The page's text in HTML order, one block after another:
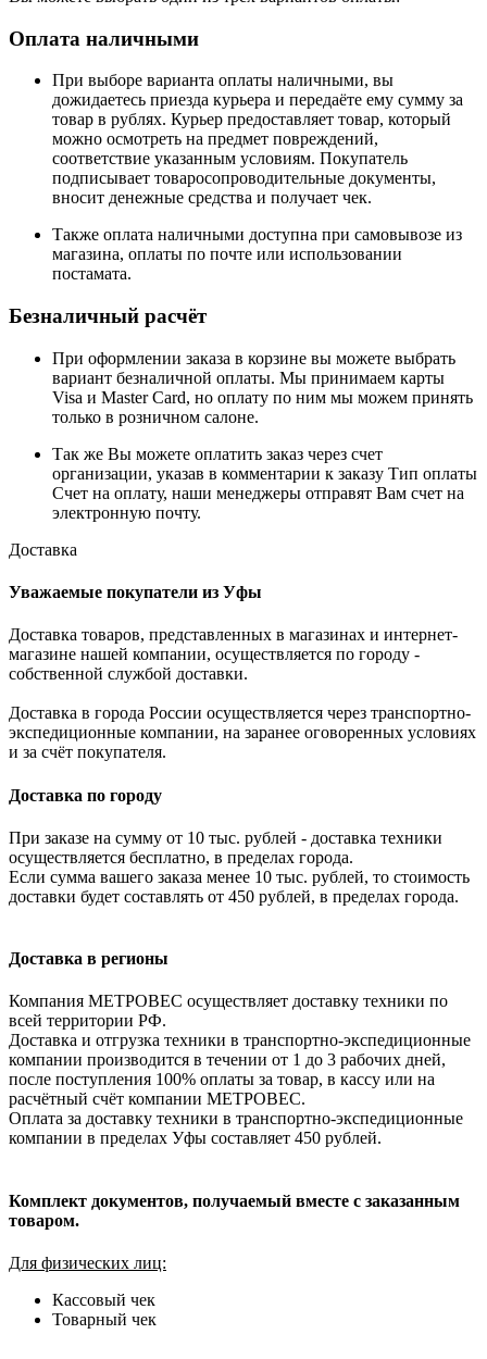
Оплата наличными
При выборе варианта оплаты наличными, вы
дожидаетесь приезда курьера и передаёте ему сумму за
товар в рублях. Курьер предоставляет товар, который
можно осмотреть на предмет повреждений,
соответствие указанным условиям. Покупатель
подписывает товаросопроводительные документы,
вносит денежные средства и получает чек.
Также оплата наличными доступна при самовывозе из
магазина, оплаты по почте или использовании
постамата.
Безналичный расчёт
При оформлении заказа в корзине вы можете выбрать
вариант безналичной оплаты. Мы принимаем карты
Visa и Master Card, но оплату по ним мы можем принять
только в розничном салоне.
Так же Вы можете оплатить заказ через счет
организации, указав в комментарии к заказу Тип оплаты
Счет на оплату, наши менеджеры отправят Вам счет на
электронную почту.
Доставка
Уважаемые покупатели из Уфы
Доставка товаров, представленных в магазинах и интернет-
магазине нашей компании, осуществляется по городу -
собственной службой доставки.
Доставка в города России осуществляется через транспортно-
экспедиционные компании, на заранее оговоренных условиях
и за счёт покупателя.
Доставка по городу
При заказе на сумму от 10 тыс. рублей - доставка техники
осуществляется бесплатно, в пределах города.
Если сумма вашего заказа менее 10 тыс. рублей, то стоимость
доставки будет составлять от 450 рублей, в пределах города.
Доставка в регионы
Компания МЕТРОВЕС осуществляет доставку техники по
всей территории РФ.
Доставка и отгрузка техники в транспортно-экспедиционные
компании производится в течении от 1 до 3 рабочих дней,
после поступления 100% оплаты за товар, в кассу или на
расчётный счёт компании МЕТРОВЕС.
Оплата за доставку техники в транспортно-экспедиционные
компании в пределах Уфы составляет 450 рублей.
Комплект документов, получаемый вместе с заказанным
товаром.
Для физических лиц:
Кассовый чек
Товарный чек